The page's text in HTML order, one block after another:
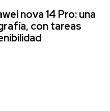
nova 14 Pro: una
con tareas